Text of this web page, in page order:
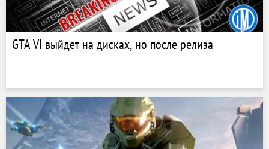
GTA VI выйдет на дисках, но после релиза